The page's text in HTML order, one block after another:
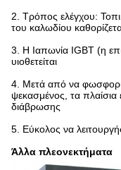
2. Τρόπος ελέγχου:
του καλωδίου
3. Η Ιαπωνία IGBT (η
υιοθετείται
4. Μετά από να
ψεκασμένος, τα πλαίσια
διάβρωσης
5. Εύκολος να
Άλλα πλεονεκτήματα